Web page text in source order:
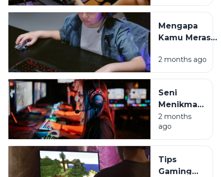
Positif
Online di
Era Digital
Mengapa
Kamu Merasa
Setelah Main
Game? Ini
Penjelasannya
2 months ago
Seni
Menikmati
Game
Tanpa
Harus Jadi
Algoritma
2 months
ago
Tips
Gaming